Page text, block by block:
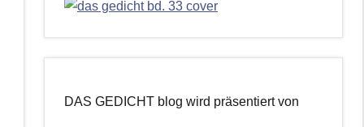
DAS GEDICHT blog wird präsentiert von